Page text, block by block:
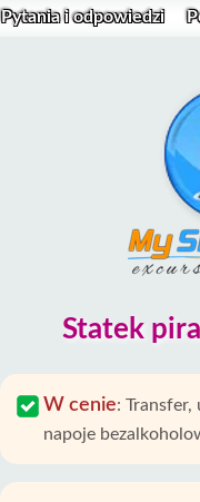
Pytania i odpowiedzi
Statek
W cenie: Transfer,
napoje